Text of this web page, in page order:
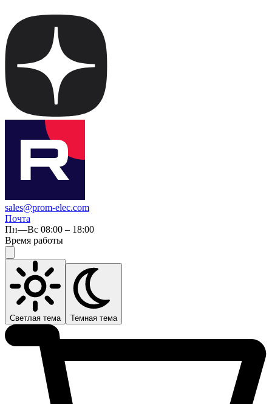
sales@prom-elec.com
Почта
Пн—Вс 08:00 – 18:00
Время работы
Светлая тема Темная тема